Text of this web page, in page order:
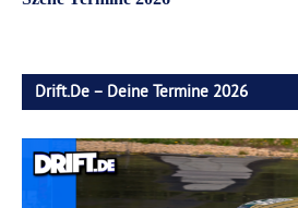
Drift.de – Deine Termine 2026